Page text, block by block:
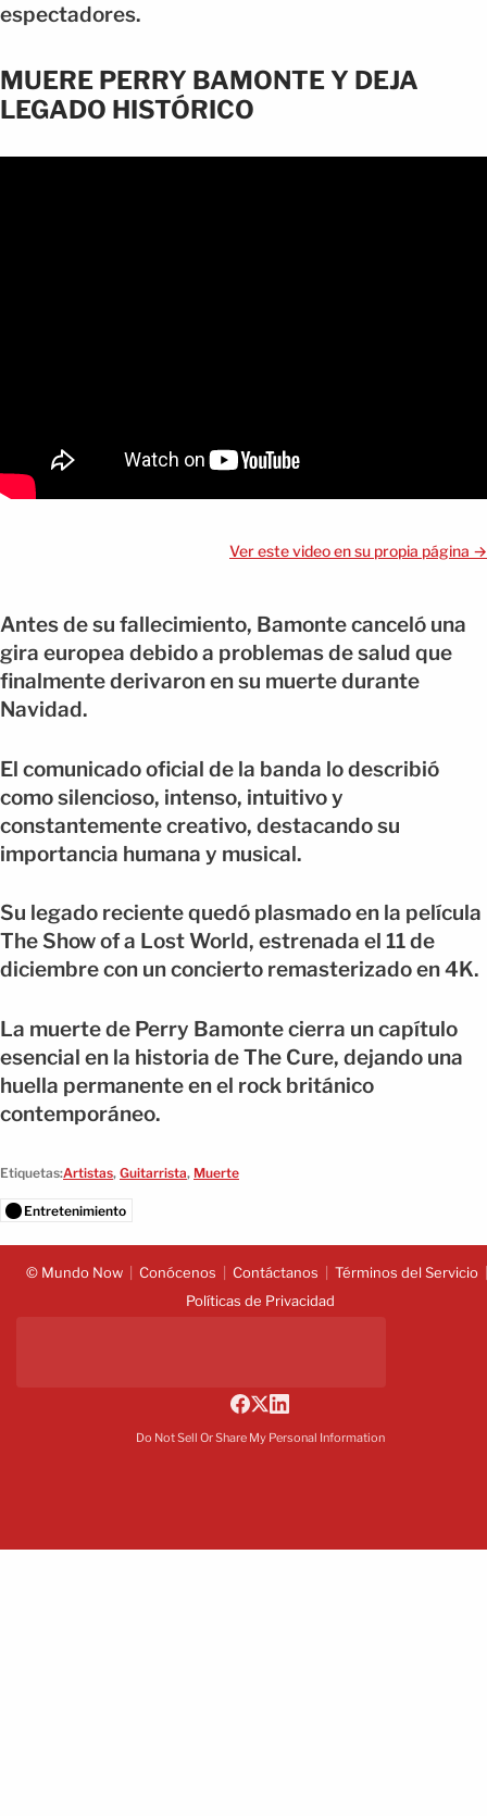
espectadores.
MUERE PERRY BAMONTE Y DEJA
LEGADO HISTÓRICO
Ver este video en su propia página →
Antes de su fallecimiento, Bamonte canceló una
gira europea debido a problemas de salud que
finalmente derivaron en su muerte durante
Navidad.
El comunicado oficial de la banda lo describió
como silencioso, intenso, intuitivo y
constantemente creativo, destacando su
importancia humana y musical.
Su legado reciente quedó plasmado en la película
The Show of a Lost World, estrenada el 11 de
diciembre con un concierto remasterizado en 4K.
La muerte de Perry Bamonte cierra un capítulo
esencial en la historia de The Cure, dejando una
huella permanente en el rock británico
contemporáneo.
Etiquetas:Artistas, Guitarrista, Muerte
Entretenimiento
© Mundo Now Conócenos Contáctanos
Términos del Servicio
Políticas de Privacidad
Do Not Sell Or Share My Personal Information